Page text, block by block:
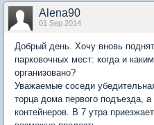
Alena90
01 Sep 2014
Добрый день. Хочу вновь
парковочных мест: когда и
организовано?
Уважаемые соседи
торца дома первого подъезда,
контейнеров. В 7 утра